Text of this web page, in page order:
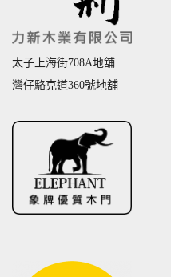
太子上海街708A地舖
灣仔駱克道360號地舖